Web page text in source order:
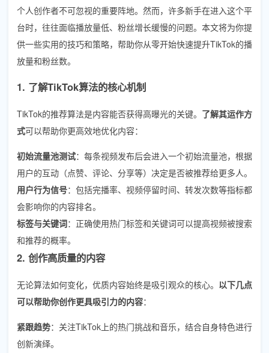
个人创作者不可忽视的重要阵地。然而，许多新手在进入这个平
台时，往往面临播放量低、粉丝增长缓慢的问题。本文将为你提
供一些实用的技巧和策略，帮助你从零开始快速提升TikTok的播
放量和粉丝数。
1. 了解TikTok算法的核心机制
TikTok的推荐算法是内容能否获得高曝光的关键。 了解其运作方
式可以帮助你更高效地优化内容：
初始流量池测试：每条视频发布后会进入一个初始流量池，根据
用户的互动（点赞、评论、分享等）决定是否被推荐给更多人。
用户行为信号：包括完播率、视频停留时间、转发次数等指标都
会影响你的内容排名。
标签与关键词：正确使用热门标签和关键词可以提高视频被搜索
和推荐的概率。
2. 创作高质量的内容
无论算法如何变化，优质内容始终是吸引观众的核心。 以下几点
可以帮助你创作更具吸引力的内容：
紧跟趋势：关注TikTok上的热门挑战和音乐，结合自身特色进行
创新演绎。